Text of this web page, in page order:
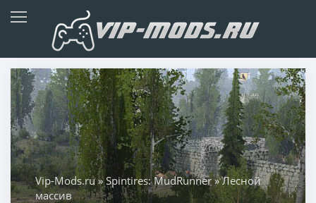
Vip-Mods.ru»Spintires: MudRunner» Лесной
массив